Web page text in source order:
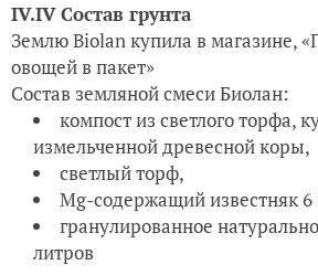
IV.IVСостав грунта
Землю Biolan купила в магазине,
овощей в пакет»
Состав земляной смеси Биолан:
компост из светлого торфа,
измельченной древесной коры,
светлый торф,
Мg-содержащий известняк 6
гранулированное
литров